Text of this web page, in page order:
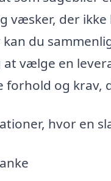
væsker, der
du
at vælge en
forhold og krav,
hvor en